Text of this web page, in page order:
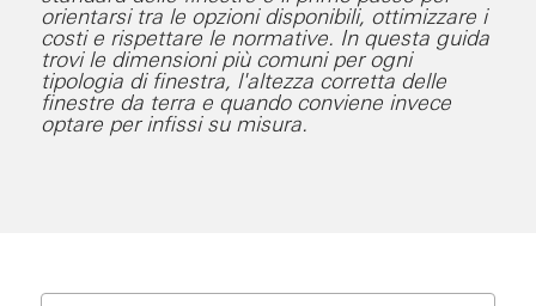
orientarsi tra le opzioni disponibili, ottimizzare i
costi e rispettare le normative. In questa guida
trovi le dimensioni più comuni per ogni
tipologia di finestra, l'altezza corretta delle
finestre da terra e quando conviene invece
optare per infissi su misura.